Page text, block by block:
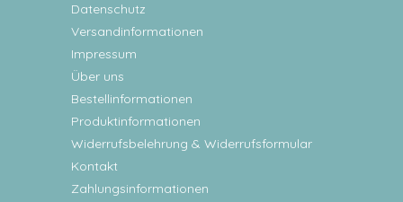
Datenschutz
Versandinformationen
Impressum
Über uns
Bestellinformationen
Produktinformationen
Widerrufsbelehrung & Widerrufsformular
Kontakt
Zahlungsinformationen